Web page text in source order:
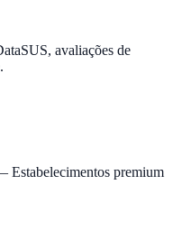
avaliações de
Estabelecimentos premium